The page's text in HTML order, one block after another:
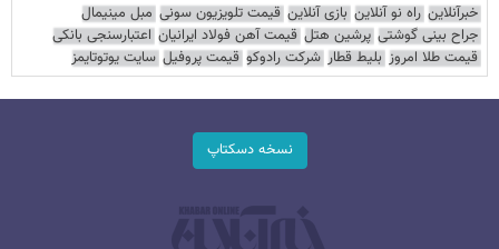
خبرآنلاین راه نو آنلاین بازی آنلاین قیمت تلویزیون سونی مبل مینیمال
جراح بینی گوشتی پرشین هتل قیمت آهن فولاد ایرانیان اعتبارسنجی بانکی
قیمت طلا امروز بلیط قطار شرکت رادوکو قیمت پروفیل سایت یوتوتایمز
نسخه دسکتاپ